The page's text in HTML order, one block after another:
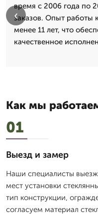
время с 2006 года по
заказов. Опыт работы
менее 11 лет, что
качественное
‹
Как мы
01
Выезд и замер
Наши специалисты
мест установки
тип конструкции,
согласуем материал